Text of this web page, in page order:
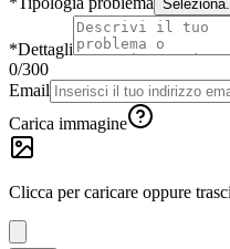
Seleziona...
*Dettagli
0/300
Email
Carica immagine
Clicca per caricare oppure